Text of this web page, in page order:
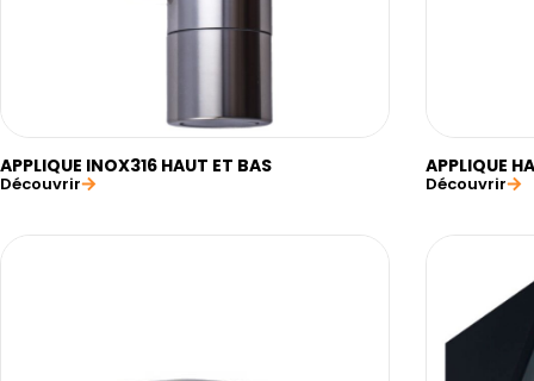
APPLIQUE INOX316 HAUT ET BAS
Découvrir
APPLIQUE
Découvrir